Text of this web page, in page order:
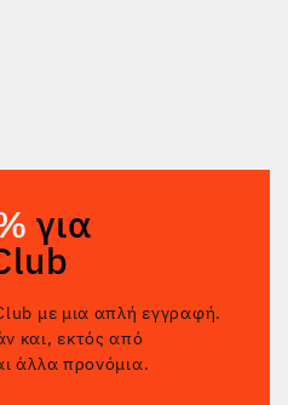
για
με μια απλή εγγραφή.
και, εκτός από
άλλα προνόμια.